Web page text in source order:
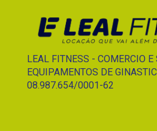
LEAL FITNESS - COMERCIO E
EQUIPAMENTOS DE
08.987.654/0001-62